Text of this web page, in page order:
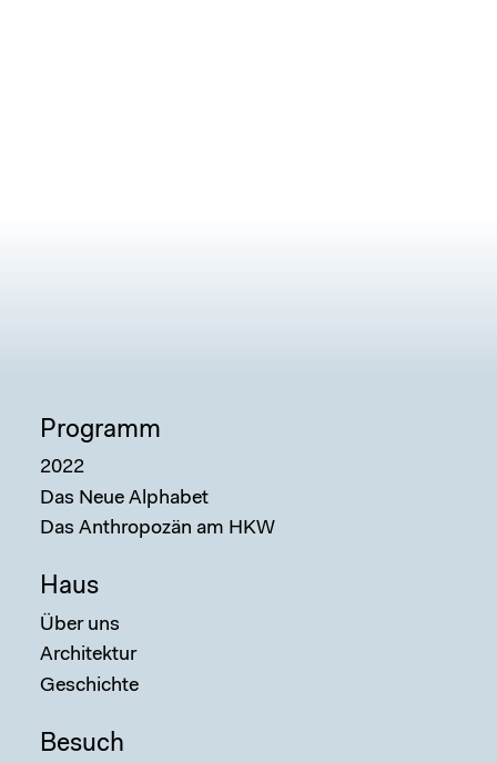
Programm
2022
Das Neue Alphabet
Das Anthropozän am HKW
Haus
Über uns
Architektur
Geschichte
Besuch